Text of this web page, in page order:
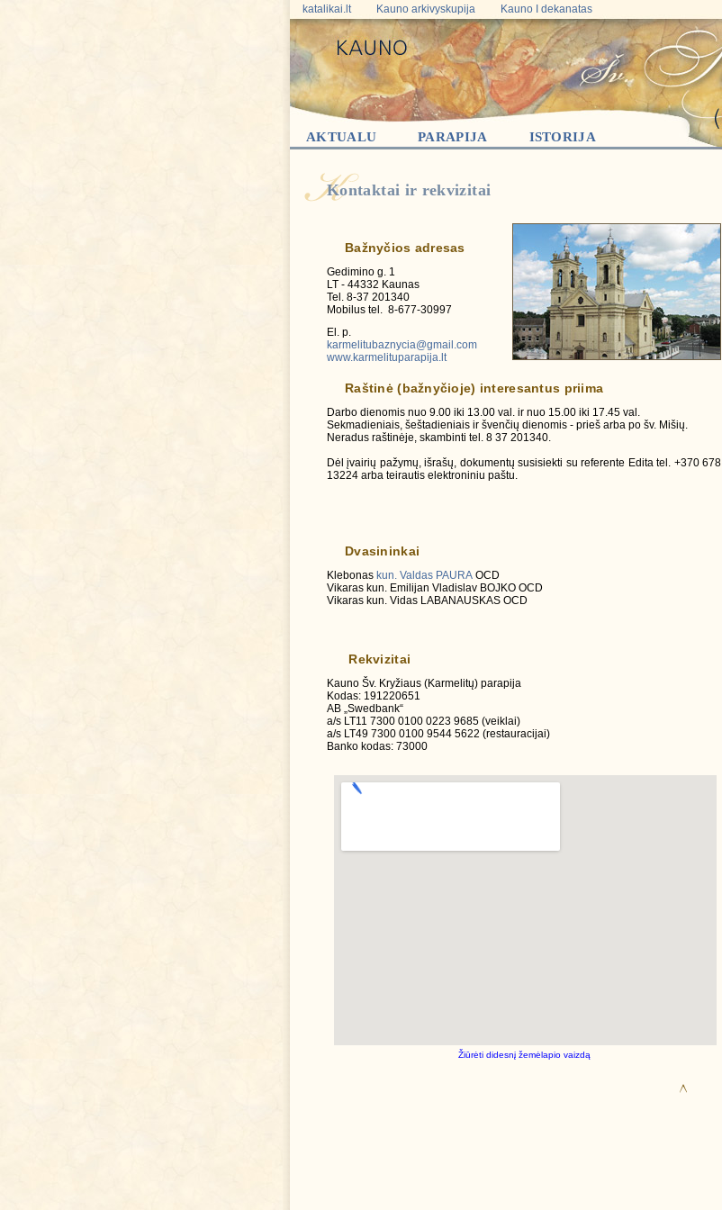
katalikai.lt Kauno arkivyskupija Kauno I dekanatas
AKTUALU PARAPIJA ISTORIJA
Kontaktai ir rekvizitai
Bažnyčios adresas
Gedimino g. 1
LT - 44332 Kaunas
Tel. 8-37 201340
Mobilus tel. 8-677-30997
El. p.
karmelitubaznycia@gmail.com
www.karmelituparapija.lt
Raštinė (bažnyčioje) interesantus priima
Darbo dienomis nuo 9.00 iki 13.00 val. ir nuo 15.00 iki 17.45 val.
Sekmadieniais, šeštadieniais ir švenčių dienomis - prieš arba po šv. Mišių.
Neradus raštinėje, skambinti tel. 8 37 201340.
Dėl įvairių pažymų, išrašų, dokumentų susisiekti su referente Edita tel. +370 678
13224 arba teirautis elektroniniu paštu.
Dvasininkai
Klebonas kun. Valdas PAURA OCD
Vikaras kun. Emilijan Vladislav BOJKO OCD
Vikaras kun. Vidas LABANAUSKAS OCD
Rekvizitai
Kauno Šv. Kryžiaus (Karmelitų) parapija
Kodas: 191220651
AB „Swedbank“
a/s LT11 7300 0100 0223 9685 (veiklai)
a/s LT49 7300 0100 9544 5622 (restauracijai)
Banko kodas: 73000
Žiūrėti didesnį žemėlapio vaizdą